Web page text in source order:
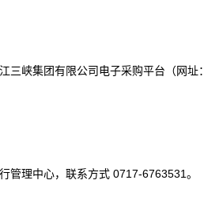
三峡集团有限公司电子采购平台（网址：
管理中心，联系方式 0717-6763531。